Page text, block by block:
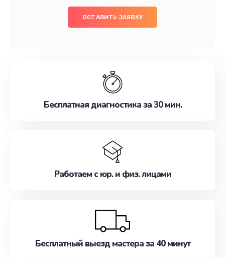
ОСТАВИТЬ ЗАЯВКУ
Бесплатная диагностика за 30 мин.
Работаем с юр. и физ. лицами
Бесплатный выезд мастера за 40 минут